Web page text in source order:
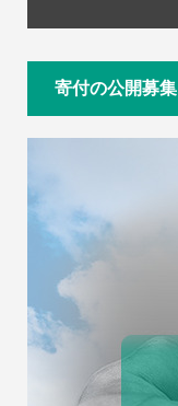
寄付の公開募集